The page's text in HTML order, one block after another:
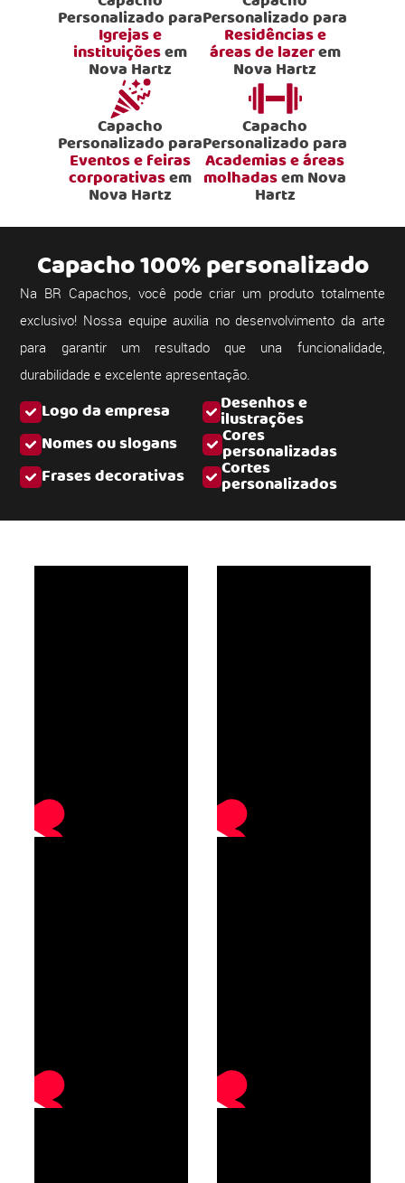
Personalizado para
Igrejas e
instituiçõesem
Nova Hartz
Personalizado para
Residências e
áreas de lazerem
Nova Hartz
Capacho
Personalizado para
Eventos e feiras
corporativasem
Nova Hartz
Capacho
Personalizado para
Academias e áreas
molhadasem Nova
Hartz
Logo da empresa Desenhos e
ilustrações
Nomes ou slogans
Cores
personalizadas
Frases decorativas
Cortes
personalizados
Capacho 100% personalizado
Na BR Capachos, você pode criar um produto totalmente
exclusivo! Nossa equipe auxilia no desenvolvimento da arte
para garantir um resultado que una funcionalidade,
durabilidade e excelente apresentação.